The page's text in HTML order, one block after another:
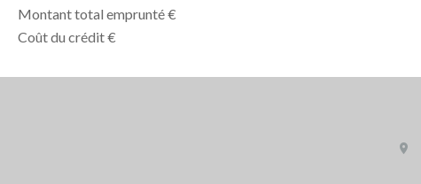
Montant total emprunté€
Coût du crédit€